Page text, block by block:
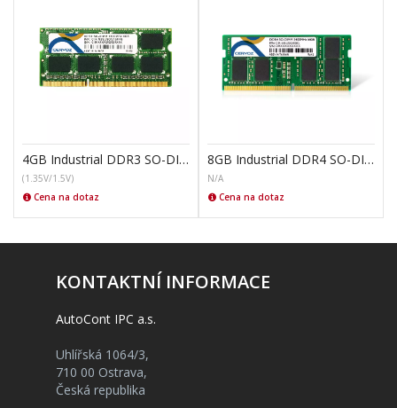
4GB Industrial DDR3 SO-DIMM 1600MHz
(1.35V/1.5V)
Cena na dotaz
8GB Industrial DDR4 SO-DIMM 2400MHz
N/A
Cena na dotaz
KONTAKTNÍ INFORMACE
AutoCont IPC a.s.
Uhlířská 1064/3,
710 00 Ostrava,
Česká republika